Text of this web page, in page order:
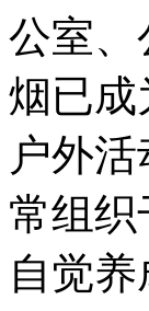
公室、
烟已成
户外
常组
自觉